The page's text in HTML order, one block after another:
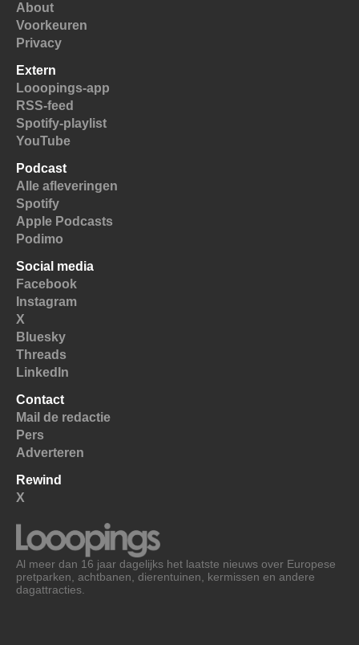
About
Voorkeuren
Privacy
Extern
Looopings-app
RSS-feed
Spotify-playlist
YouTube
Podcast
Alle afleveringen
Spotify
Apple Podcasts
Podimo
Social media
Facebook
Instagram
X
Bluesky
Threads
LinkedIn
Contact
Mail de redactie
Pers
Adverteren
Rewind
X
Al meer dan 16 jaar dagelijks het laatste nieuws over Europese
pretparken, achtbanen, dierentuinen, kermissen en andere
dagattracties.